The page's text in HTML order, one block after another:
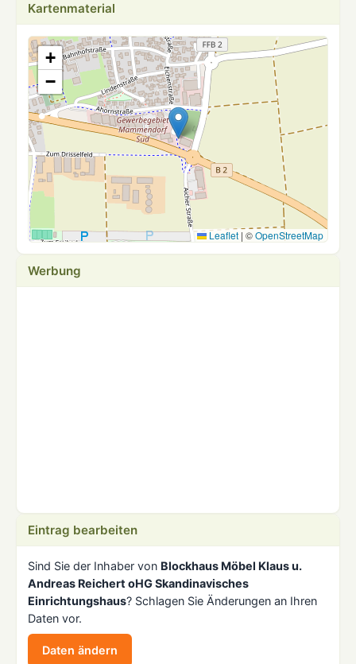
Kartenmaterial
+
−
Leaflet | ©OpenStreetMap
Werbung
Eintrag bearbeiten
Sind Sie der Inhaber von Blockhaus Möbel Klaus u.
Andreas Reichert oHG Skandinavisches
Einrichtungshaus? Schlagen Sie Änderungen an Ihren
Daten vor.
Daten ändern